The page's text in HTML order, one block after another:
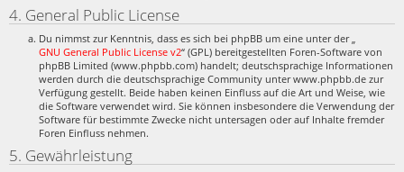
4. General Public License
Du nimmst zur Kenntnis, dass es sich bei phpBB um eine unter der „
GNU General Public License v2“ (GPL) bereitgestellten Foren-Software von
phpBB Limited (www.phpbb.com) handelt; deutschsprachige Informationen
werden durch die deutschsprachige Community unter www.phpbb.de zur
Verfügung gestellt. Beide haben keinen Einfluss auf die Art und Weise, wie
die Software verwendet wird. Sie können insbesondere die Verwendung der
Software für bestimmte Zwecke nicht untersagen oder auf Inhalte fremder
Foren Einfluss nehmen.
5. Gewährleistung